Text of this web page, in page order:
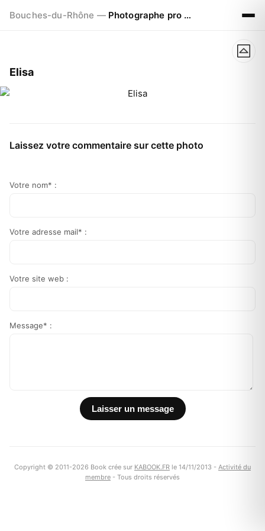
Bouches-du-Rhône — Photographe pro à Marseille - Aix - Avignon
Elisa
Laissez votre commentaire sur cette photo
Votre nom* :
Votre adresse mail* :
Votre site web :
Message* :
Copyright © 2011-2026 Book crée sur KABOOK.FR le 14/11/2013 - Activité du
membre - Tous droits réservés